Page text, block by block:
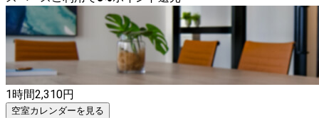
1時間2,310円
空室カレンダーを見る